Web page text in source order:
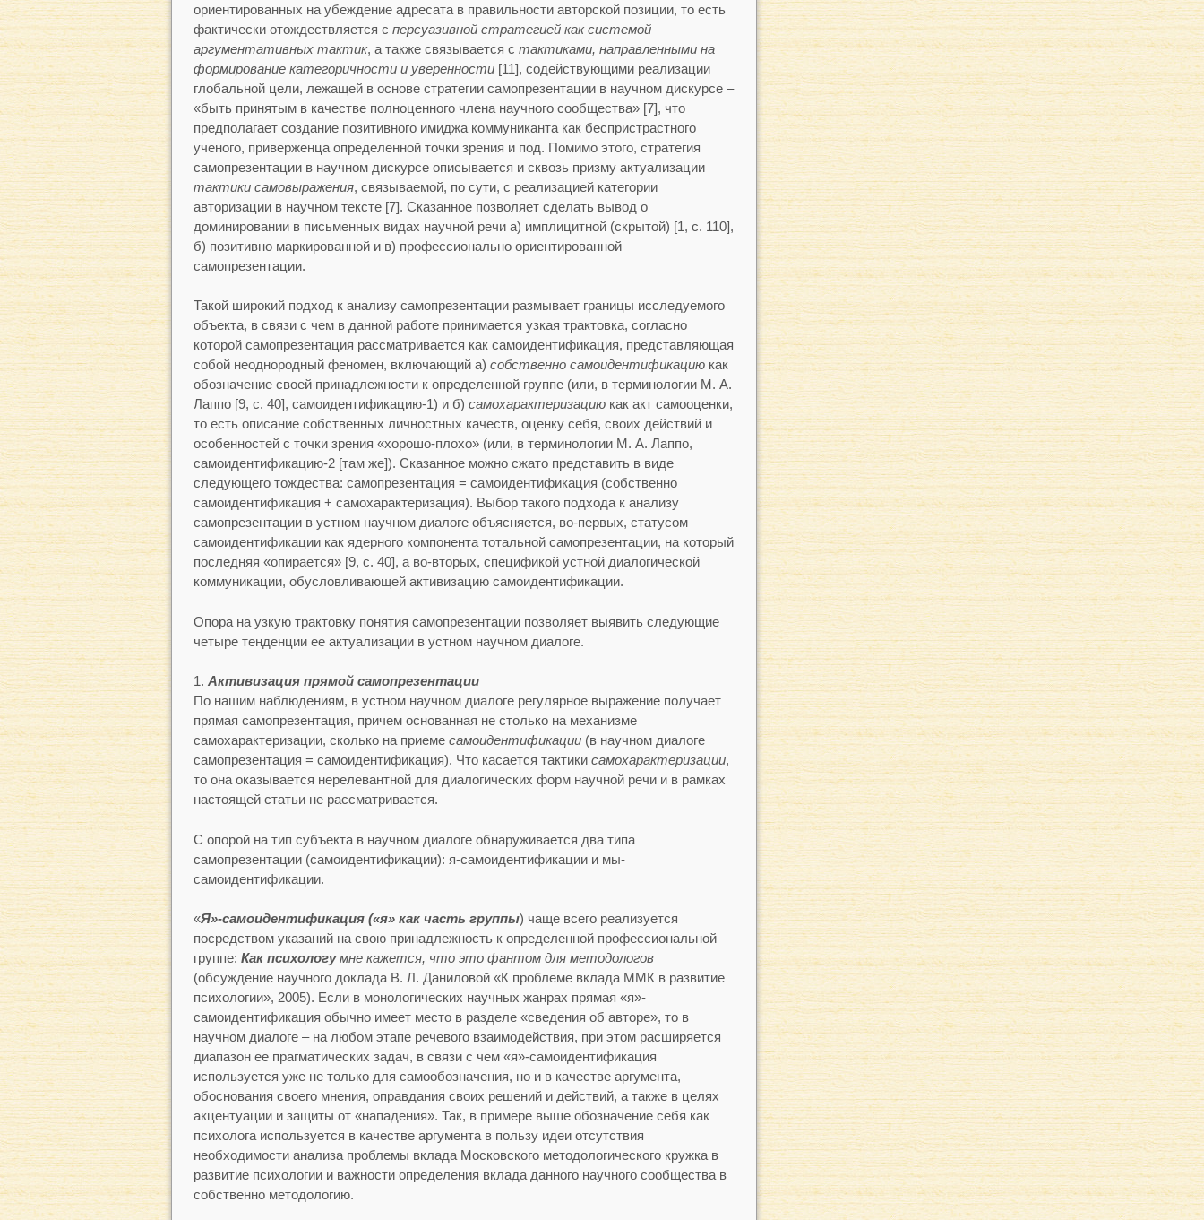
ориентированных на убеждение адресата в правильности авторской позиции, то есть
фактически отождествляется с персуазивной стратегией как системой
аргументативных тактик, а также связывается с тактиками, направленными на
формирование категоричности и уверенности[11], содействующими реализации
глобальной цели, лежащей в основе стратегии самопрезентации в научном дискурсе –
«быть принятым в качестве полноценного члена научного сообщества» [7], что
предполагает создание позитивного имиджа коммуниканта как беспристрастного
ученого, приверженца определенной точки зрения и под. Помимо этого, стратегия
самопрезентации в научном дискурсе описывается и сквозь призму актуализации
тактики самовыражения, связываемой, по сути, с реализацией категории
авторизации в научном тексте [7]. Сказанное позволяет сделать вывод о
доминировании в письменных видах научной речи а) имплицитной (скрытой) [1, с. 110],
б) позитивно маркированной и в) профессионально ориентированной
самопрезентации.
Такой широкий подход к анализу самопрезентации размывает границы исследуемого
объекта, в связи с чем в данной работе принимается узкая трактовка, согласно
которой самопрезентация рассматривается как самоидентификация, представляющая
собой неоднородный феномен, включающий а) собственно самоидентификациюкак
обозначение своей принадлежности к определенной группе (или, в терминологии М. А.
Лаппо [9, c. 40], самоидентификацию-1) и б) самохарактеризациюкак акт самооценки,
то есть описание собственных личностных качеств, оценку себя, своих действий и
особенностей с точки зрения «хорошо-плохо» (или, в терминологии М. А. Лаппо,
самоидентификацию-2 [там же]). Сказанное можно сжато представить в виде
следующего тождества: самопрезентация = самоидентификация (собственно
самоидентификация + самохарактеризация). Выбор такого подхода к анализу
самопрезентации в устном научном диалоге объясняется, во-первых, статусом
самоидентификации как ядерного компонента тотальной самопрезентации, на который
последняя «опирается» [9, с. 40], а во-вторых, спецификой устной диалогической
коммуникации, обусловливающей активизацию самоидентификации.
Опора на узкую трактовку понятия самопрезентации позволяет выявить следующие
четыре тенденции ее актуализации в устном научном диалоге.
Активизация прямой самопрезентации
По нашим наблюдениям, в устном научном диалоге регулярное выражение получает
прямая самопрезентация, причем основанная не столько на механизме
самохарактеризации, сколько на приеме самоидентификации (в научном диалоге
самопрезентация = самоидентификация). Что касается тактики самохарактеризации,
то она оказывается нерелевантной для диалогических форм научной речи и в рамках
настоящей статьи не рассматривается.
С опорой на тип субъекта в научном диалоге обнаруживается два типа
самопрезентации (самоидентификации): я-самоидентификации и мы-
самоидентификации.
«Я»-самоидентификация («я» как часть группы) чаще всего реализуется
посредством указаний на свою принадлежность к определенной профессиональной
группе: Как психологумне кажется, что это фантом для методологов
(обсуждение научного доклада В. Л. Даниловой «К проблеме вклада ММК в развитие
психологии», 2005). Если в монологических научных жанрах прямая «я»-
самоидентификация обычно имеет место в разделе «сведения об авторе», то в
научном диалоге – на любом этапе речевого взаимодействия, при этом расширяется
диапазон ее прагматических задач, в связи с чем «я»-самоидентификация
используется уже не только для самообозначения, но и в качестве аргумента,
обоснования своего мнения, оправдания своих решений и действий, а также в целях
акцентуации и защиты от «нападения». Так, в примере выше обозначение себя как
психолога используется в качестве аргумента в пользу идеи отсутствия
необходимости анализа проблемы вклада Московского методологического кружка в
развитие психологии и важности определения вклада данного научного сообщества в
собственно методологию.